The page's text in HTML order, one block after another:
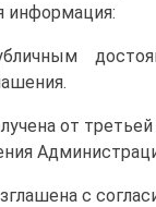
информация:
от третьей
с